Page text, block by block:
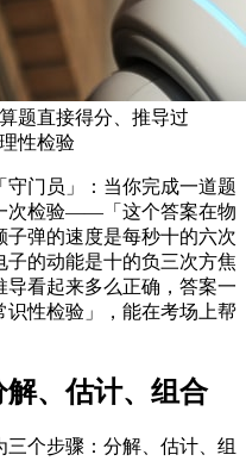
题直接得分、推导过
性检验
门员」：当你完成一道题
次检验——「这个答案在物
弹的速度是每秒十的六次
的动能是十的负三次方焦
看起来多么正确，答案一
识性检验」，能在考场上帮
、估计、组合
个步骤：分解、估计、组